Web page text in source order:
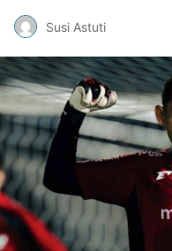
Susi Astuti